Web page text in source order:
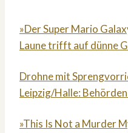
»Der Super Mario
Laune trifft auf dünne
Drohne mit
Leipzig/Halle:
»This Is Not a Murder